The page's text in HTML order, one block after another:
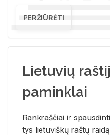
PERŽIŪRĖTI
Lietuvių
paminklai
Rank­raš­čiai ir
tys lie­tu­viš­kų raš­tų